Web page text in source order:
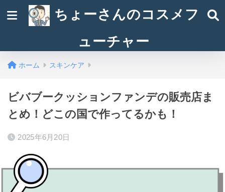
ちょーさんのコスメフ
ューチャー
ホーム スキンケア
ビバブークッションファンデの販売店ま
とめ！どこの国で作ってるかも！
2025年6月20日